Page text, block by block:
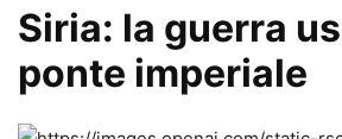
Siria: la guerra
ponte imperiale